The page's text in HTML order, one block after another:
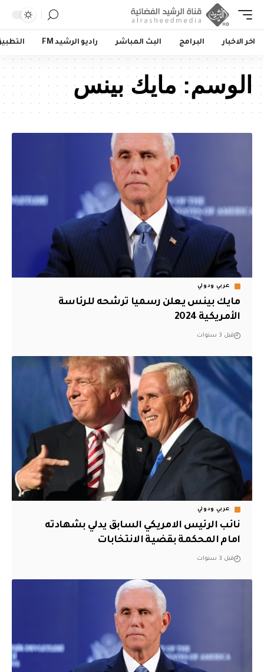
اخر الاخبار البرامج البث المباشر راديو الرشيد FM
الوسم:مايك بينس
عربي ودولي
مايك بينس يعلن رسميا ترشحه للرئاسة
الأمريكية 2024
قبل 3 سنوات
عربي ودولي
نائب الرئيس الامريكي السابق يدلي بشهادته
امام المحكمة بقضية الانتخابات
قبل 3 سنوات